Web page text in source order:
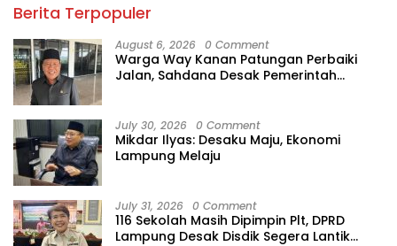
Berita Terpopuler
August 6, 2026 0 Comment
Warga Way Kanan Patungan Perbaiki
Jalan, Sahdana Desak Pemerintah
July 30, 2026 0 Comment
Mikdar Ilyas: Desaku Maju, Ekonomi
Lampung Melaju
July 31, 2026 0 Comment
116 Sekolah Masih Dipimpin Plt, DPRD
Lampung Desak Disdik Segera Lantik